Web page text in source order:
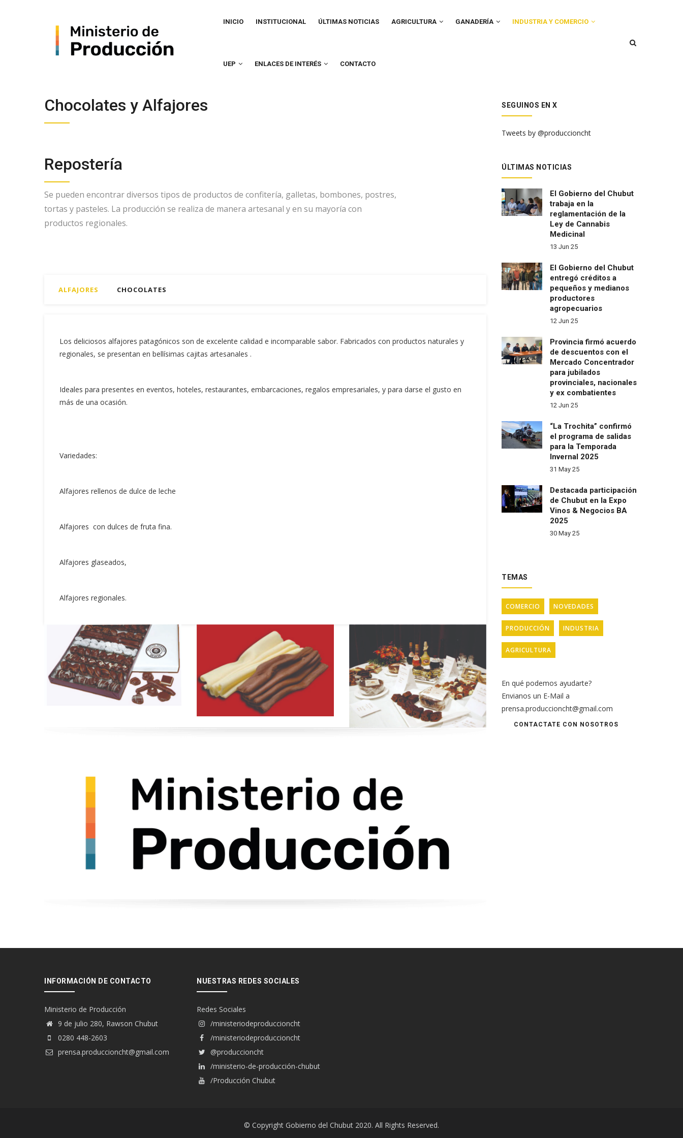
NAVIGATION
INICIO INSTITUCIONAL ÚLTIMAS NOTICIAS AGRICULTURA GANADERÍA INDUSTRIA Y COMERCIO
UEP ENLACES DE INTERÉS CONTACTO
Chocolates y Alfajores
Repostería
Se pueden encontrar diversos tipos de productos de confitería, galletas, bombones, postres,
tortas y pasteles. La producción se realiza de manera artesanal y en su mayoría con
productos regionales.
ALFAJORES CHOCOLATES
Los deliciosos alfajores patagónicos son de excelente calidad e incomparable sabor. Fabricados con productos naturales y
regionales, se presentan en bellísimas cajitas artesanales .
Ideales para presentes en eventos, hoteles, restaurantes, embarcaciones, regalos empresariales, y para darse el gusto en
más de una ocasión.
Variedades:
Alfajores rellenos de dulce de leche
Alfajores con dulces de fruta fina.
Alfajores glaseados,
Alfajores regionales.
SEGUINOS EN X
Tweets by @produccioncht
ÚLTIMAS NOTICIAS
El Gobierno del Chubut
trabaja en la
reglamentación de la
Ley de Cannabis
Medicinal
13 Jun 25
El Gobierno del Chubut
entregó créditos a
pequeños y medianos
productores
agropecuarios
12 Jun 25
Provincia firmó acuerdo
de descuentos con el
Mercado Concentrador
para jubilados
provinciales, nacionales
y ex combatientes
12 Jun 25
“La Trochita” confirmó
el programa de salidas
para la Temporada
Invernal 2025
31 May 25
Destacada participación
de Chubut en la Expo
Vinos & Negocios BA
2025
30 May 25
TEMAS
COMERCIO NOVEDADES
PRODUCCIÓN INDUSTRIA
AGRICULTURA
En qué podemos ayudarte?
Envianos un E-Mail a
prensa.produccioncht@gmail.com
CONTACTATE CON NOSOTROS
INFORMACIÓN DE CONTACTO
Ministerio de Producción
9 de julio 280, Rawson Chubut
0280 448-2603
prensa.produccioncht@gmail.com
NUESTRAS REDES SOCIALES
Redes Sociales
/ministeriodeproduccioncht
/ministeriodeproduccioncht
@produccioncht
/ministerio-de-producción-chubut
/Producción Chubut
© Copyright Gobierno del Chubut 2020. All Rights Reserved.